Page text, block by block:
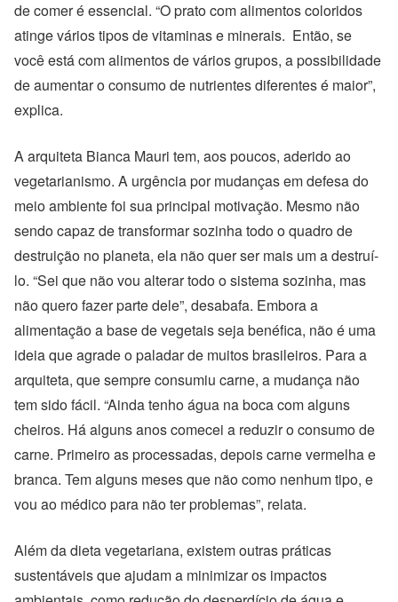
de comer é essencial. “O prato com alimentos coloridos
atinge vários tipos de vitaminas e minerais. Então, se
você está com alimentos de vários grupos, a possibilidade
de aumentar o consumo de nutrientes diferentes é maior”,
explica.
A arquiteta Bianca Mauri tem, aos poucos, aderido ao
vegetarianismo. A urgência por mudanças em defesa do
meio ambiente foi sua principal motivação. Mesmo não
sendo capaz de transformar sozinha todo o quadro de
destruição no planeta, ela não quer ser mais um a destruí-
lo. “Sei que não vou alterar todo o sistema sozinha, mas
não quero fazer parte dele”, desabafa. Embora a
alimentação a base de vegetais seja benéfica, não é uma
ideia que agrade o paladar de muitos brasileiros. Para a
arquiteta, que sempre consumiu carne, a mudança não
tem sido fácil. “Ainda tenho água na boca com alguns
cheiros. Há alguns anos comecei a reduzir o consumo de
carne. Primeiro as processadas, depois carne vermelha e
branca. Tem alguns meses que não como nenhum tipo, e
vou ao médico para não ter problemas”, relata.
Além da dieta vegetariana, existem outras práticas
sustentáveis que ajudam a minimizar os impactos